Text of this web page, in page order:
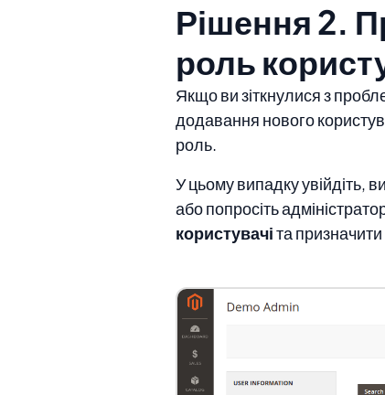
Рішення 2.
роль
Якщо ви зіткнулися з
додавання нового
роль.
У цьому випадку увійдіть,
або попросіть
користувачіта